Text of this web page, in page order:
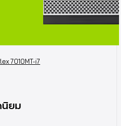
7010MT-i7
ยม